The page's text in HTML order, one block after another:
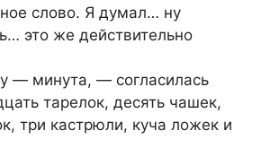
слово. Я думал… ну
это же действительно
— минута, — согласилась
тарелок, десять чашек,
три кастрюли, куча ложек и